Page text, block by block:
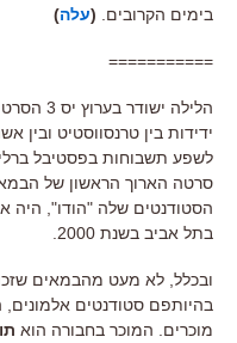
בימים הקרובים. (עלה)
===========
הלילה
ידידות בין טרנסווסטיט
לשפע תשבוחות בפסטיבל
סרטה הארוך הראשון של
הסטודנטים שלה "הודו", היה
בתל אביב בשנת 2000.
ובכלל, לא מעט מהבמאים
בהיותפם סטודנטים
מוכרים. המוכר בחבורה הוא